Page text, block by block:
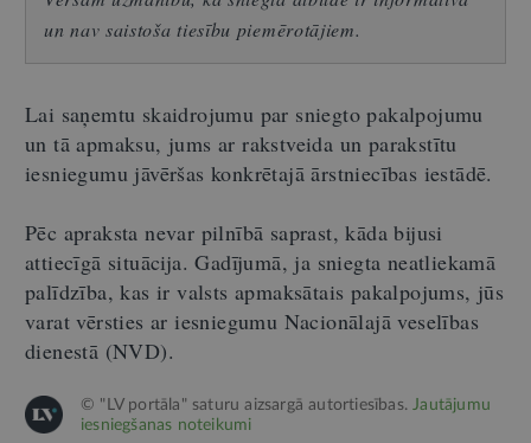
un nav saistoša tiesību piemērotājiem.
Lai saņemtu skaidrojumu par sniegto pakalpojumu
un tā apmaksu, jums ar rakstveida un parakstītu
iesniegumu jāvēršas konkrētajā ārstniecības iestādē.
Pēc apraksta nevar pilnībā saprast, kāda bijusi
attiecīgā situācija. Gadījumā, ja sniegta neatliekamā
palīdzība, kas ir valsts apmaksātais pakalpojums, jūs
varat vērsties ar iesniegumu Nacionālajā veselības
dienestā (NVD).
© "LV portāla" saturu aizsargā autortiesības.Jautājumu
iesniegšanas noteikumi